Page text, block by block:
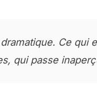
Ce qui
qui passe